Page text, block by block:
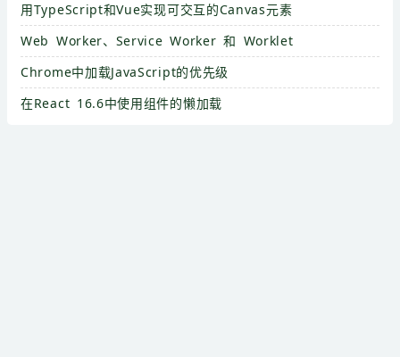
用TypeScript和Vue实现可交互的Canvas元素
Web Worker、Service Worker 和 Worklet
Chrome中加载JavaScript的优先级
在React 16.6中使用组件的懒加载